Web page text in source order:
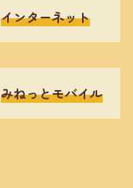
インターネット
みねっとモバイル